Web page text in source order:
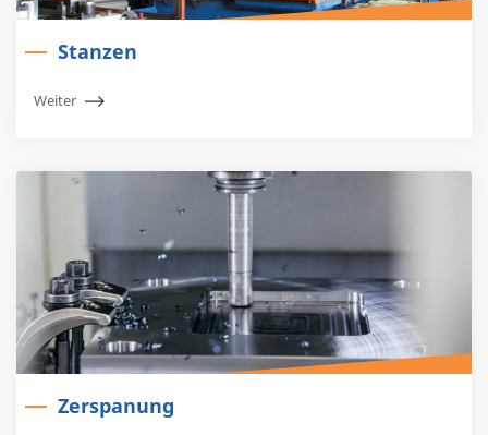
Stanzen
Weiter
Zerspanung